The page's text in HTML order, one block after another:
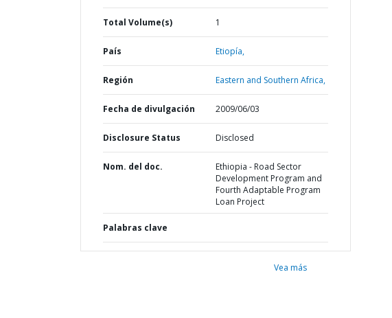
Total Volume(s) 1
País Etiopía,
Región Eastern and Southern Africa,
Fecha de divulgación 2009/06/03
Disclosure Status Disclosed
Nom. del doc.
Ethiopia - Road Sector
Development Program and
Fourth Adaptable Program
Loan Project
Palabras clave
Vea más